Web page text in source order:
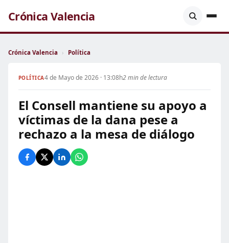
Crónica Valencia
Crónica Valencia › Política
POLÍTICA4 de Mayo de 2026 · 13:08h2 min de lectura
El Consell mantiene su apoyo a
víctimas de la dana pese a
rechazo a la mesa de diálogo